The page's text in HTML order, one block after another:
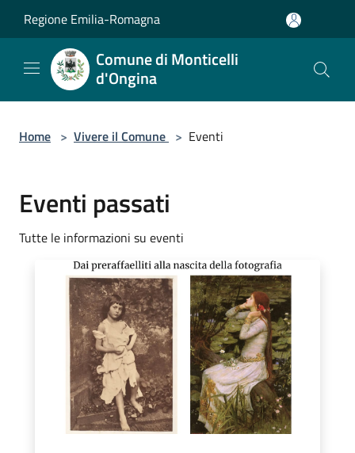
Regione Emilia-Romagna
Comune di Monticelli
d'Ongina
Home > Vivere il Comune > Eventi
Eventi passati
Tutte le informazioni su eventi